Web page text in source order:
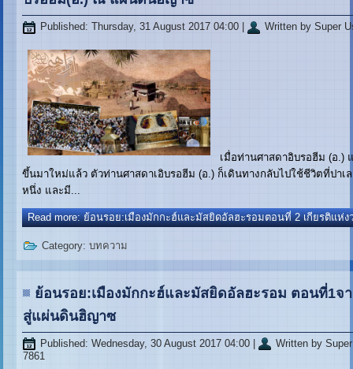
Published: Thursday, 31 August 2017 04:00 Written by Super
เมื่อท่านศาสดาอิบรอฮีม (อ.)
ขึ้นมาใหม่แล้ว ตัวท่านศาสดาเอิบรอฮีม (อ.) ก็เดินทางกลับไปใช้ชีวิตที่ปา
หนึ่ง และมี...
Read more: ย้อนรอย:เมืองมักกะฮ์และมัสยิดอัลฮะรอมตอนที่ 2 เกียรติแ
Category:บทความ
ย้อนรอย:เมืองมักกะฮ์และมัสยิดอัลฮะรอม ตอนที่1จ
สู่แผ่นดินฮิญาซ
Published: Wednesday, 30 August 2017 04:00
Written by
7861